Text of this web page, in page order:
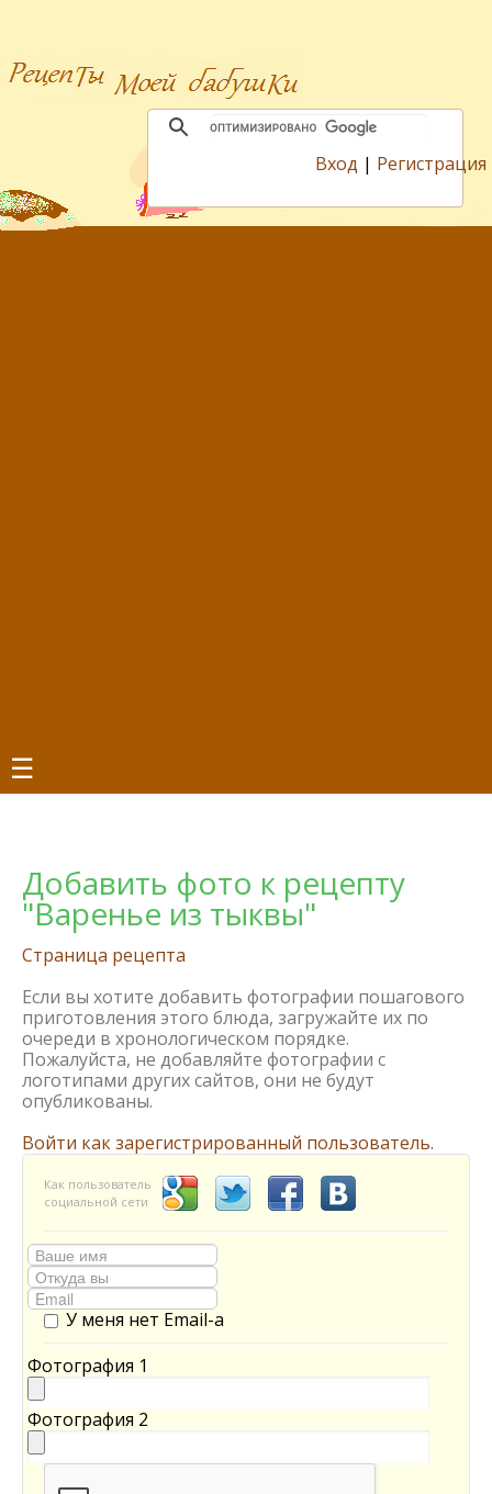
Вход | Регистрация
☰
Добавить фото к рецепту
"Варенье из тыквы"
Страница рецепта
Если вы хотите добавить фотографии пошагового
приготовления этого блюда, загружайте их по
очереди в хронологическом порядке.
Пожалуйста, не добавляйте фотографии с
логотипами других сайтов, они не будут
опубликованы.
Войти как зарегистрированный пользователь.
Как пользователь
социальной сети
У меня нет Email-а
Фотография 1
Фотография 2